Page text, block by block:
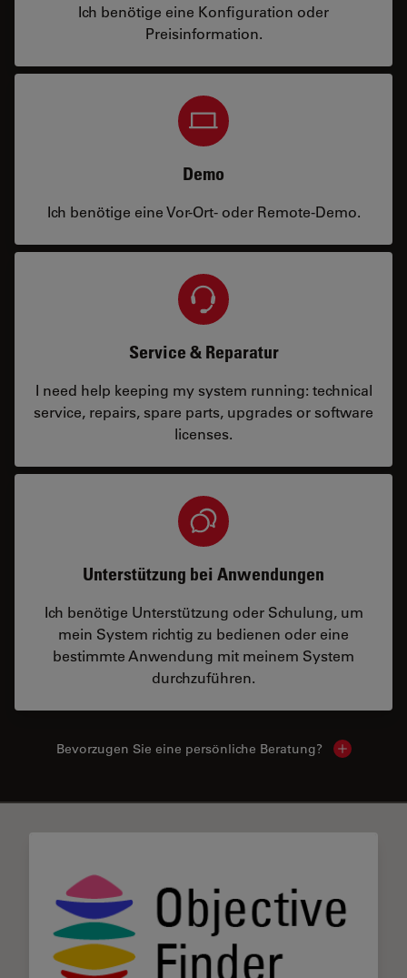
Ich benötige eine Konfiguration oder
Preisinformation.
Demo
Ich benötige eine Vor-Ort- oder Remote-Demo.
Service & Reparatur
I need help keeping my system running: technical
service, repairs, spare parts, upgrades or software
licenses.
Unterstützung bei Anwendungen
Ich benötige Unterstützung oder Schulung, um
mein System richtig zu bedienen oder eine
bestimmte Anwendung mit meinem System
durchzuführen.
Bevorzugen Sie eine persönliche Beratung? Show